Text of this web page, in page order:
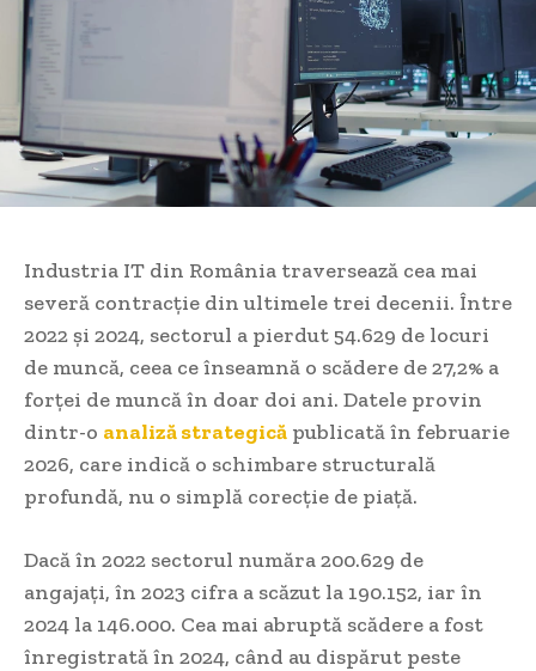
Industria IT din România traversează cea mai
severă contracție din ultimele trei decenii. Între
2022 și 2024, sectorul a pierdut 54.629 de locuri
de muncă, ceea ce înseamnă o scădere de 27,2% a
forței de muncă în doar doi ani. Datele provin
dintr-o analiză strategică publicată în februarie
2026, care indică o schimbare structurală
profundă, nu o simplă corecție de piață.
Dacă în 2022 sectorul număra 200.629 de
angajați, în 2023 cifra a scăzut la 190.152, iar în
2024 la 146.000. Cea mai abruptă scădere a fost
înregistrată în 2024, când au dispărut peste